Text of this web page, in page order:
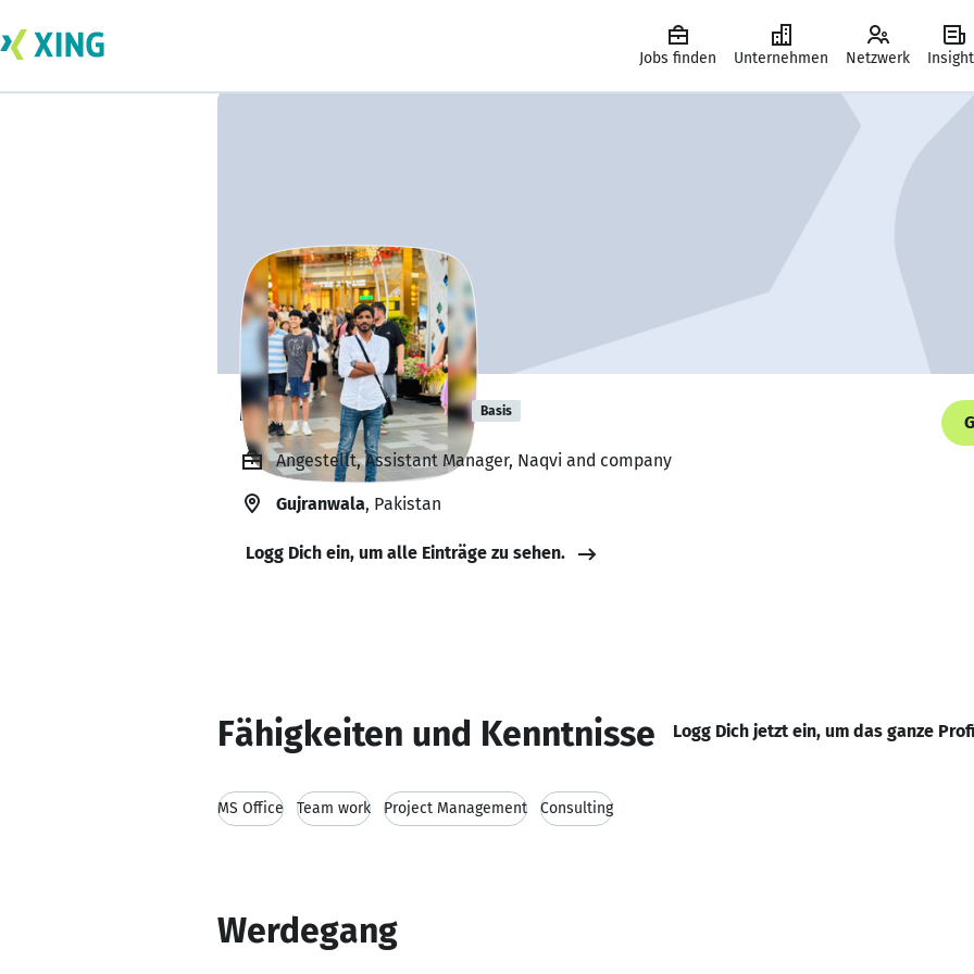
Jobs finden Unternehmen Netzwerk
M.Tayyab ashraf Basis
Angestellt, Assistant Manager, Naqvi and company
Gujranwala, Pakistan
Logg Dich ein, um alle Einträge zu sehen.
Fähigkeiten und Kenntnisse Logg Dich jetzt ein, um das ganze
MS Office Team work Project Management Consulting
Werdegang